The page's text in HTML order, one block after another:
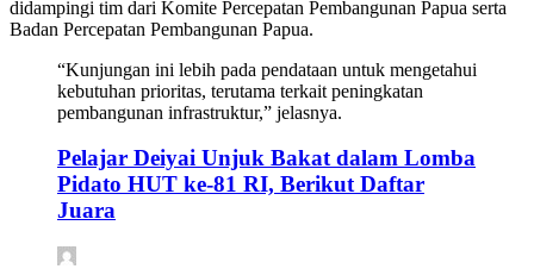
didampingi tim dari Komite Percepatan Pembangunan Papua serta
Badan Percepatan Pembangunan Papua.
“Kunjungan ini lebih pada pendataan untuk mengetahui
kebutuhan prioritas, terutama terkait peningkatan
pembangunan infrastruktur,” jelasnya.
Pelajar Deiyai Unjuk Bakat dalam Lomba
Pidato HUT ke-81 RI, Berikut Daftar
Juara